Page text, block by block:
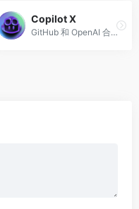
Copilot X
GitHub 和 OpenAI 合作开发的...